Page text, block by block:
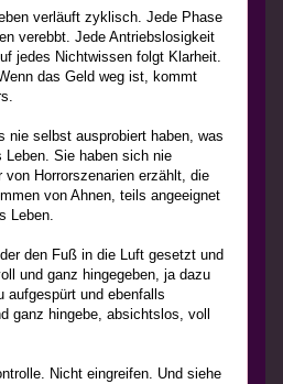
verläuft zyklisch. Jede Phase
verebbt. Jede Antriebslosigkeit
jedes Nichtwissen folgt Klarheit.
das Geld weg ist, kommt
nie selbst ausprobiert haben, was
Sie haben sich nie
Horrorszenarien erzählt, die
von Ahnen, teils angeeignet
Leben.
den Fuß in die Luft gesetzt und
und ganz hingegeben, ja dazu
aufgespürt und ebenfalls
ganz hingebe, absichtslos, voll
Nicht eingreifen. Und siehe